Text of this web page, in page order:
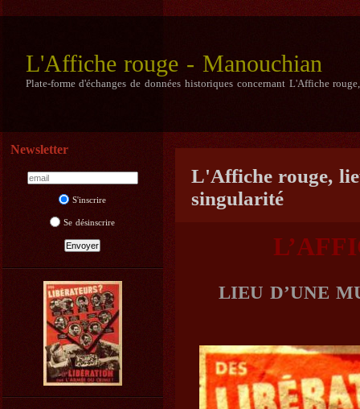
L'Affiche rouge - Manouchian
Plate-forme d'échanges de données historiques concernant L'Affiche
Newsletter
S'inscrire
Se désinscrire
L'Affiche rouge,
singularité
LIEU D’UNE